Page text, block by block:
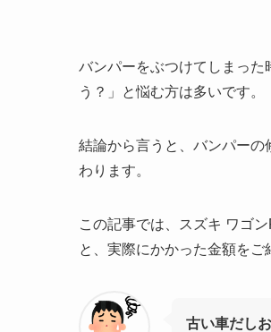
バンパーをぶつけてしまっ
う？」と悩む方は多いです。
結論から言うと、バンパー
わります。
この記事では、スズキ ワゴ
と、実際にかかった金額をご
古い車だし